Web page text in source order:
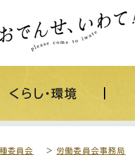
くらし・環境
委員会 > 労働委員会事務局